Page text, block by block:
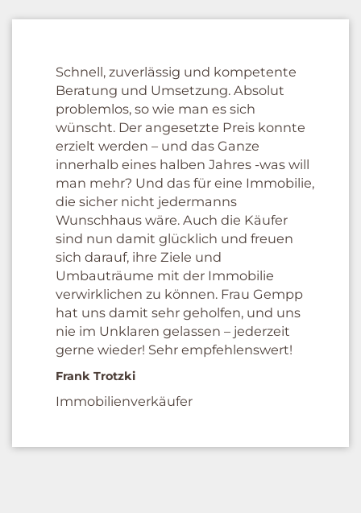
Schnell, zuverlässig und kompetente
Beratung und Umsetzung. Absolut
problemlos, so wie man es sich
wünscht. Der angesetzte Preis konnte
erzielt werden – und das Ganze
innerhalb eines halben Jahres -was will
man mehr? Und das für eine Immobilie,
die sicher nicht jedermanns
Wunschhaus wäre. Auch die Käufer
sind nun damit glücklich und freuen
sich darauf, ihre Ziele und
Umbauträume mit der Immobilie
verwirklichen zu können. Frau Gempp
hat uns damit sehr geholfen, und uns
nie im Unklaren gelassen – jederzeit
gerne wieder! Sehr empfehlenswert!
Frank Trotzki
Immobilienverkäufer